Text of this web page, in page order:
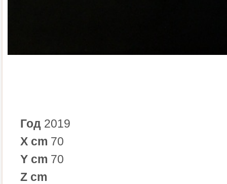
Год 2019
X cm 70
Y cm 70
Z cm